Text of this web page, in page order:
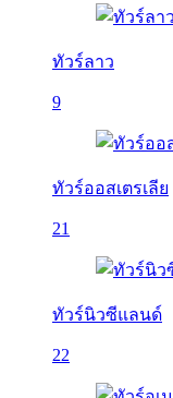
ทัวร์ลาว
9
ทัวร์ออสเตรเลีย
21
ทัวร์นิวซีแลนด์
22